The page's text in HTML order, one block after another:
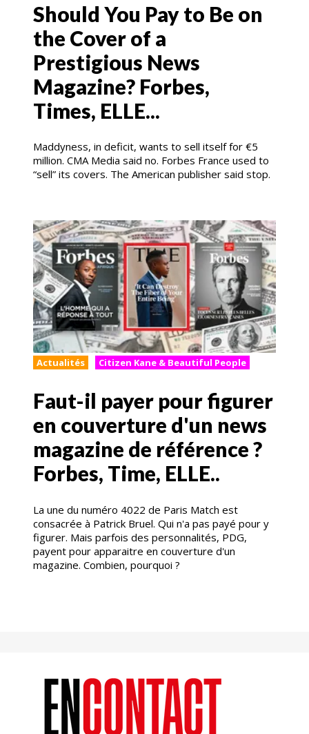
Should You Pay to Be on
the Cover of a
Prestigious News
Magazine? Forbes,
Times, ELLE...
Maddyness, in deficit, wants to sell itself for €5
million. CMA Media said no. Forbes France used to
“sell” its covers. The American publisher said stop.
Actualités Citizen Kane & Beautiful People
Faut-il payer pour figurer
en couverture d'un news
magazine de référence ?
Forbes, Time, ELLE..
La une du numéro 4022 de Paris Match est
consacrée à Patrick Bruel. Qui n'a pas payé pour y
figurer. Mais parfois des personnalités, PDG,
payent pour apparaitre en couverture d'un
magazine. Combien, pourquoi ?